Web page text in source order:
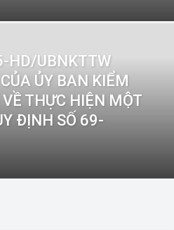
HD/UBNKTTW
ỦY BAN KIỂM
THỰC HIỆN MỘT
ĐỊNH SỐ 69-